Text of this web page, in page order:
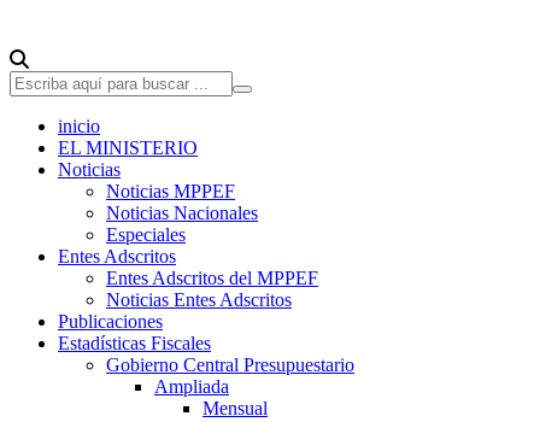
inicio
EL MINISTERIO
Noticias
Noticias MPPEF
Noticias Nacionales
Especiales
Entes Adscritos
Entes Adscritos del MPPEF
Noticias Entes Adscritos
Publicaciones
Estadísticas Fiscales
Gobierno Central Presupuestario
Ampliada
Mensual